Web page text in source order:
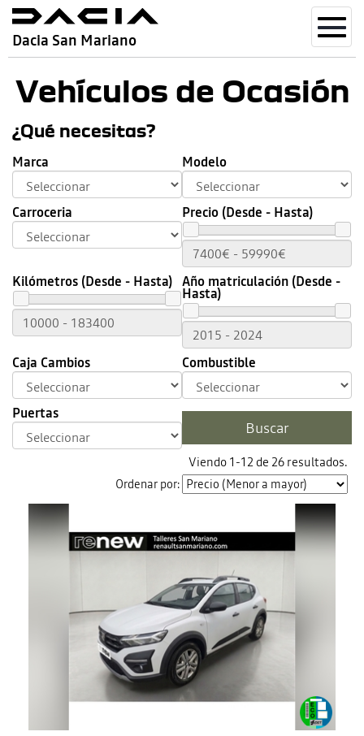
Dacia San Mariano
Vehículos de Ocasión
¿Qué necesitas?
Marca Modelo
Carroceria Precio (Desde - Hasta)
Kilómetros (Desde - Hasta) Año matriculación (Desde -
Hasta)
Caja Cambios Combustible
Puertas
Viendo 1-12 de 26 resultados.
Ordenar por: